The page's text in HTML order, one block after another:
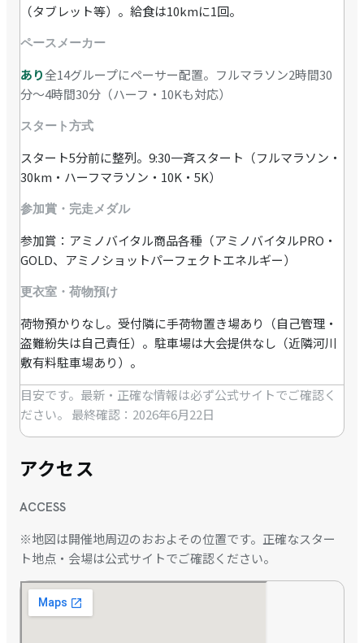
（タブレット等）。給食は10kmに1回。
ペースメーカー
あり全14グループにペーサー配置。フルマラソン2時間30
分〜4時間30分（ハーフ・10Kも対応）
スタート方式
スタート5分前に整列。9:30一斉スタート（フルマラソン・
30km・ハーフマラソン・10K・5K）
参加賞・完走メダル
参加賞：アミノバイタル商品各種（アミノバイタルPRO・
GOLD、アミノショットパーフェクトエネルギー）
更衣室・荷物預け
荷物預かりなし。受付隣に手荷物置き場あり（自己管理・
盗難紛失は自己責任）。駐車場は大会提供なし（近隣河川
敷有料駐車場あり）。
目安です。最新・正確な情報は必ず公式サイトでご確認く
ださい。
最終確認：2026年6月22日
アクセス
ACCESS
※地図は開催地周辺のおおよその位置です。正確なスター
ト地点・会場は公式サイトでご確認ください。